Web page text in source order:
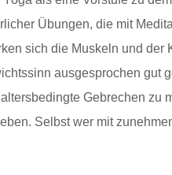
Übungen, die mit
sich die Muskeln und der
ausgesprochen gut
Gebrechen zu
Selbst wer mit